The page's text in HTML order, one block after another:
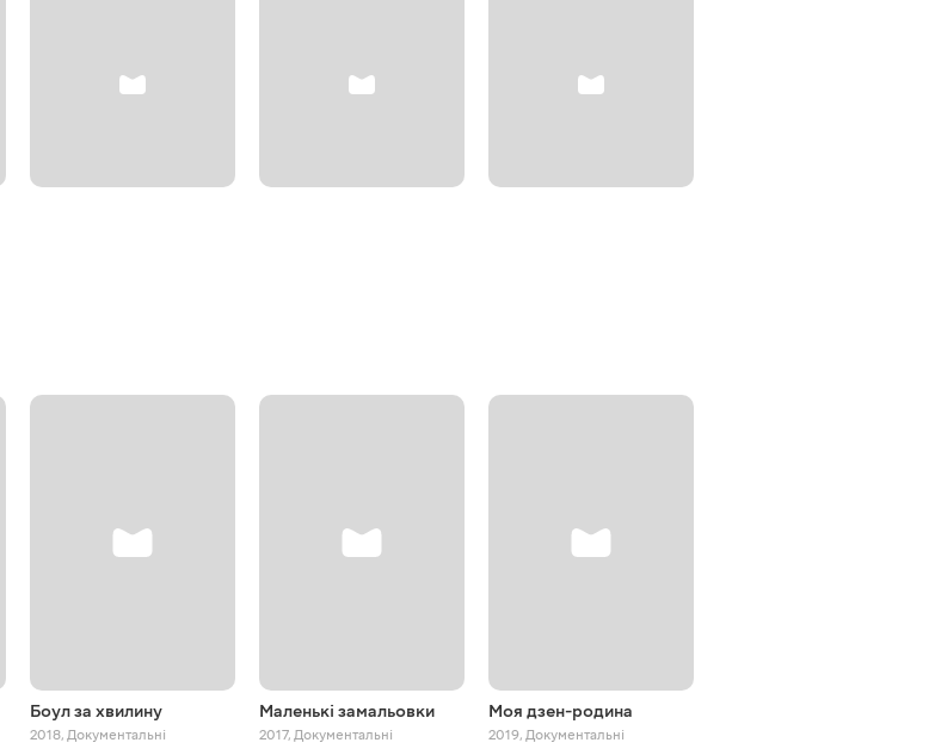
Боул за хвилину
2018, Документальні
Маленькі замальовки
2017, Документальні
Моя дзен-родина
2019, Документальні